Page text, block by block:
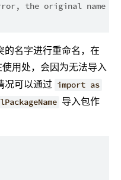
the original name
的名字进行重命名，在
用处，会因为无法导入
况可以通过 import as
导入包作